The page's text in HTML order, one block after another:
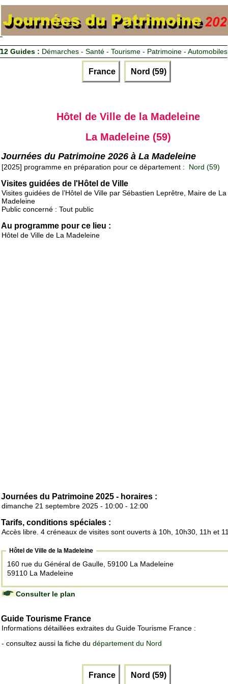
12 Guides : Démarches - Santé - Tourisme - Patrimoine - Automobiles
France Nord (59)
Hôtel de Ville de la Madeleine
La Madeleine (59)
Journées du Patrimoine 2026 à La Madeleine
[2025] programme en préparation pour ce département : Nord (59)
Visites guidées de l'Hôtel de Ville
Visites guidées de l’Hôtel de Ville par Sébastien Leprêtre, Maire de La
Madeleine
Public concerné : Tout public
Au programme pour ce lieu :
Hôtel de Ville de La Madeleine
Journées du Patrimoine 2025 - horaires :
dimanche 21 septembre 2025 - 10:00 - 12:00
Tarifs, conditions spéciales :
Accès libre. 4 créneaux de visites sont ouverts à 10h, 10h30, 11h et
Hôtel de Ville de la Madeleine
160 rue du Général de Gaulle, 59100 La Madeleine
59110 La Madeleine
Consulter le plan
Guide Tourisme France
Informations détaillées extraites du Guide Tourisme France :
- consultez aussi la fiche du département du Nord
France Nord (59)